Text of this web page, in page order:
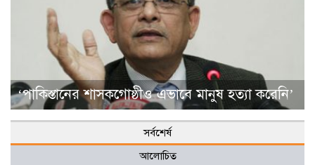
‘পাকিস্তানের শাসকগোষ্ঠীও এভাবে মানুষ হত্যা করেনি’
সর্বশের্ষ
আলোচিত